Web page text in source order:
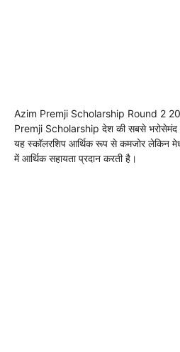
Azim Premji Scholarship Round 2 2026
Premji Scholarship देश की सबसे भरोसेमंद
यह स्कॉलरशिप आर्थिक रूप से कमजोर लेकिन
में आर्थिक सहायता प्रदान करती है।